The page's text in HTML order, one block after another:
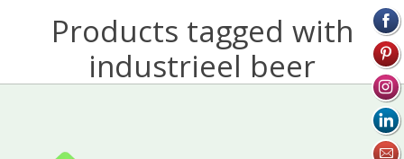
Products tagged with
industrieel beer